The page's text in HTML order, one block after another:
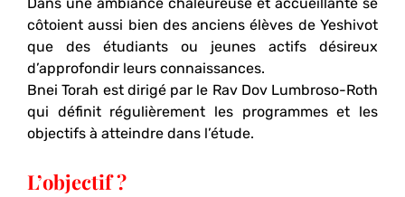
côtoient aussi bien des anciens élèves de Yeshivot
que des étudiants ou jeunes actifs désireux
d’approfondir leurs connaissances.
Bnei Torah est dirigé par le Rav Dov Lumbroso-Roth
qui définit régulièrement les programmes et les
objectifs à atteindre dans l’étude.
L’objectif ?